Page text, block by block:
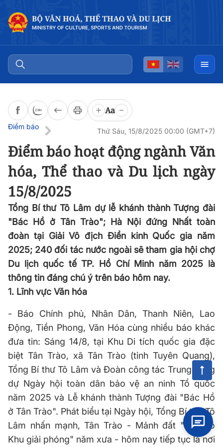
Aa
Điểm báo
Thứ Sáu, 15/8/2025 00:00 (GMT+7)
Điểm báo hoạt động ngành Văn
hóa, Thể thao và Du lịch ngày
15/8/2025
Tổng Bí thư Tô Lâm dự lễ khánh thành Tượng đài
"Bác Hồ ở Tân Trào"; Hà Nội đứng Nhất toàn
đoàn tại Giải Vô địch Điền kinh Quốc gia năm
2025; 240 đối tác nước ngoài sẽ tham gia hội chợ
Du lịch quốc tế TP. Hồ Chí Minh năm 2025 là
thông tin đáng chú ý trên báo hôm nay.
1. Lĩnh vực Văn hóa
- Báo Chính phủ, Nhân Dân, Thanh Niên, Lao
Động, Tiền Phong, Văn Hóa cùng nhiều báo khác
đưa tin: Sáng 14/8, tại Khu Di tích quốc gia đặc
biệt Tân Trào, xã Tân Trào (tỉnh Tuyên Quang),
Tổng Bí thư Tô Lâm và Đoàn công tác Trung ương
dự Ngày hội toàn dân bảo vệ an ninh Tổ quốc
năm 2025 và Lễ khánh thành Tượng đài "Bác Hồ
ở Tân Trào". Phát biểu tại Ngày hội, Tổng Bí thư Tô
Lâm nhấn mạnh, Tân Trào - Mảnh đất "Thủ đô
Khu giải phóng" năm xưa - hôm nay tiếp tục là nơi
Đọc bài